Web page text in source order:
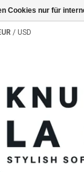
/ USD
Cookies nur für